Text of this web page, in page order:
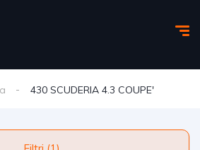
430 SCUDERIA 4.3 COUPE'